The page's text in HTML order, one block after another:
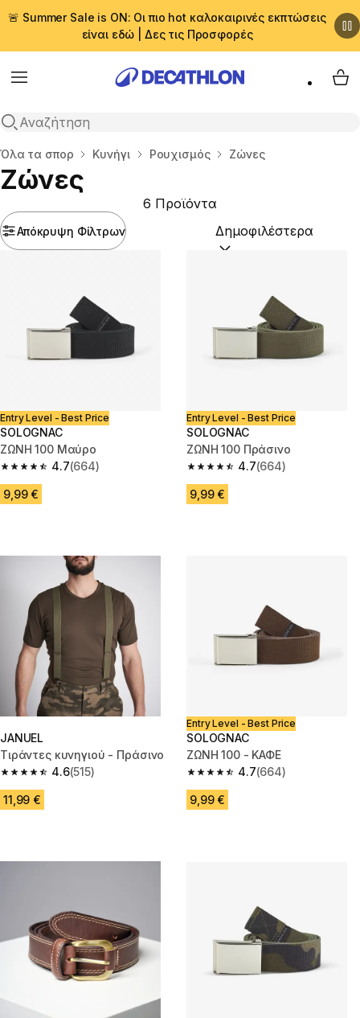
🚨 Summer Sale is ON: Οι πιο hot καλοκαιρινές εκπτώσεις
είναι εδώ | Δες τις Προσφορές
Menu
Αναζήτηση
My
Αρχική σελίδα
Όλα τα σπορ Κυνήγι Ρουχισμός Ζώνες
Ζώνες
Απόκρυψη Φίλτρων
6 Προϊόντα
Ταξινόμηση κατά:
Entry Level - Best Price
SOLOGNAC
ΖΩΝΗ 100 Μαύρο
4.7
4.7 out of 5 stars from 664 reviews
(664)
9,99 €
Entry Level - Best Price
SOLOGNAC
ΖΩΝΗ 100 Πράσινο
4.7
4.7 out of 5 stars from 664
(664)
9,99 €
JANUEL
Τιράντες κυνηγιού - Πράσινο
4.6
4.6 out of 5 stars from 515 reviews
(515)
11,99 €
Entry Level - Best Price
SOLOGNAC
ΖΩΝΗ 100 - ΚΑΦΕ
4.7
4.7 out of 5 stars from 664
(664)
9,99 €